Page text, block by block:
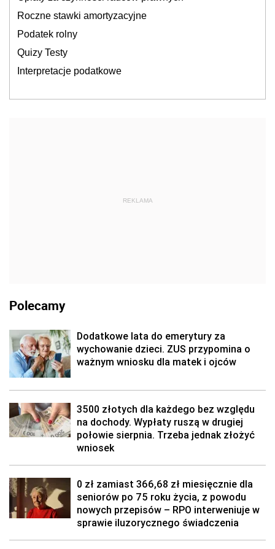
Roczne stawki amortyzacyjne
Podatek rolny
Quizy Testy
Interpretacje podatkowe
REKLAMA
Polecamy
Dodatkowe lata do emerytury za
wychowanie dzieci. ZUS przypomina o
ważnym wniosku dla matek i ojców
3500 złotych dla każdego bez względu
na dochody. Wypłaty ruszą w drugiej
połowie sierpnia. Trzeba jednak złożyć
wniosek
0 zł zamiast 366,68 zł miesięcznie dla
seniorów po 75 roku życia, z powodu
nowych przepisów – RPO interweniuje w
sprawie iluzorycznego świadczenia